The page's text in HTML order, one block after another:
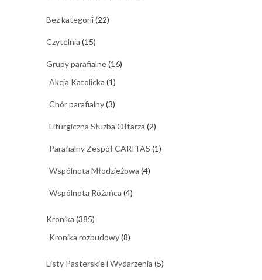
Bez kategorii(22)
Czytelnia (15)
Grupy parafialne(16)
Akcja Katolicka (1)
Chór parafialny(3)
Liturgiczna Służba Ołtarza (2)
Parafialny Zespół CARITAS (1)
Wspólnota Młodzieżowa (4)
Wspólnota Różańca (4)
Kronika (385)
Kronika rozbudowy(8)
Listy Pasterskie i Wydarzenia (5)